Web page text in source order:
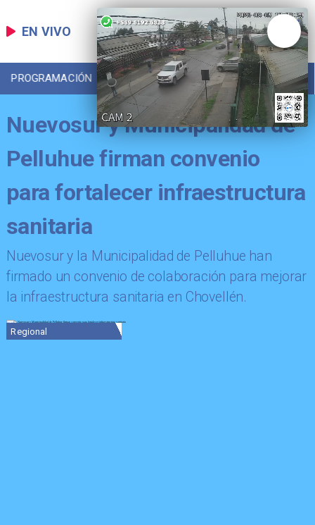
EN VIVO
PROGRAMACIÓN LOCAL DEPORTES
Nuevosur y Municipalidad de
Pelluhue firman convenio
para fortalecer infraestructura
sanitaria
Nuevosur y la Municipalidad de Pelluhue han
firmado un convenio de colaboración para mejorar
la infraestructura sanitaria en Chovellén.
Regional